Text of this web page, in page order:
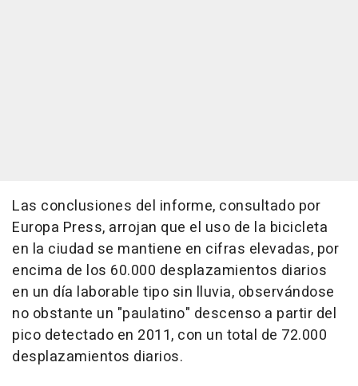
Las conclusiones del informe, consultado por
Europa Press, arrojan que el uso de la bicicleta
en la ciudad se mantiene en cifras elevadas, por
encima de los 60.000 desplazamientos diarios
en un día laborable tipo sin lluvia, observándose
no obstante un "paulatino" descenso a partir del
pico detectado en 2011, con un total de 72.000
desplazamientos diarios.